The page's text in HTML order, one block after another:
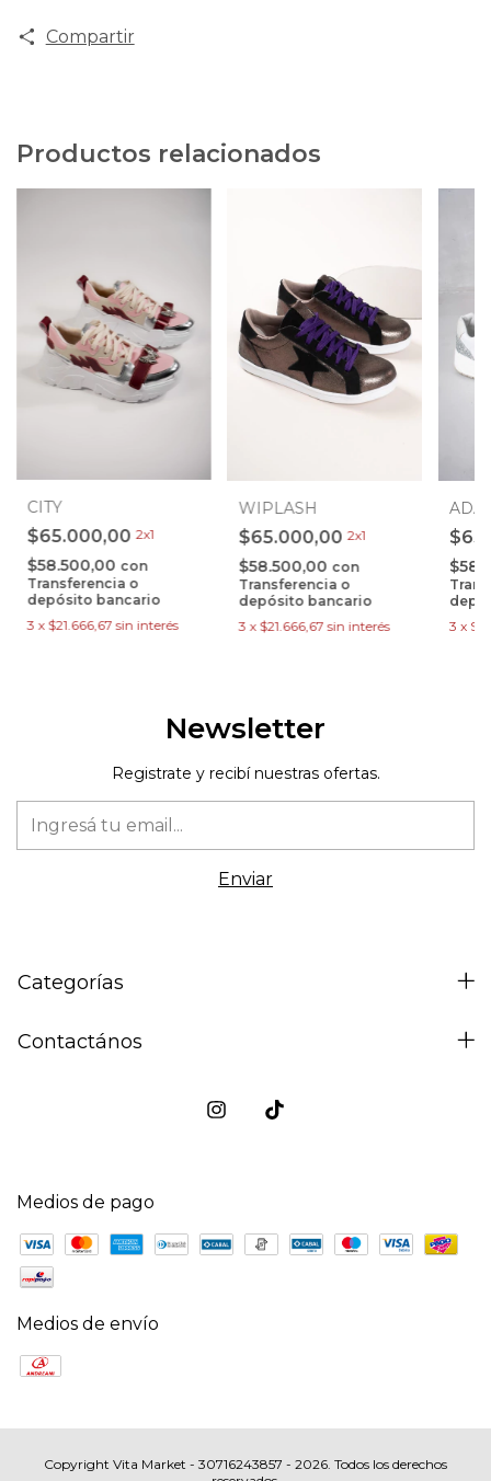
Compartir
Productos relacionados
CITY
$65.000,00 2x1
$58.500,00 con
Transferencia o
depósito bancario
3 x $21.666,67 sin interés
WIPLASH
$65.000,00 2x1
$58.500,00 con
Transferencia o
depósito bancario
3 x $21.666,67 sin interés
3 x
Newsletter
Registrate y recibí nuestras ofertas.
Categorías
Contactános
Medios de pago
Medios de envío
Copyright Vita Market - 30716243857 - 2026. Todos los derechos